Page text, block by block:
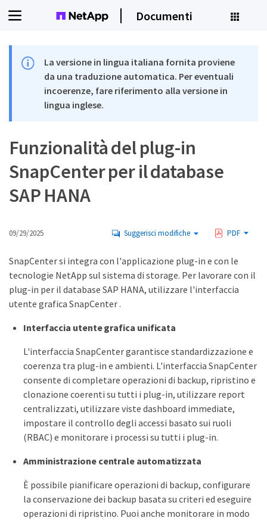
Documenti
La versione in lingua italiana fornita proviene
da una traduzione automatica. Per eventuali
incoerenze, fare riferimento alla versione in
lingua inglese.
Funzionalità del plug-in
SnapCenter per il database
SAP HANA
09/29/2025 Suggerisci modifiche PDF
SnapCenter si integra con l'applicazione plug-in e con le
tecnologie NetApp sul sistema di storage. Per lavorare con il
plug-in per il database SAP HANA, utilizzare l'interfaccia
utente grafica SnapCenter .
Interfaccia utente grafica unificata
L'interfaccia SnapCenter garantisce standardizzazione e
coerenza tra plug-in e ambienti. L'interfaccia SnapCenter
consente di completare operazioni di backup, ripristino e
clonazione coerenti su tutti i plug-in, utilizzare report
centralizzati, utilizzare viste dashboard immediate,
impostare il controllo degli accessi basato sui ruoli
(RBAC) e monitorare i processi su tutti i plug-in.
Amministrazione centrale automatizzata
È possibile pianificare operazioni di backup, configurare
la conservazione dei backup basata su criteri ed eseguire
operazioni di ripristino. Puoi anche monitorare in modo